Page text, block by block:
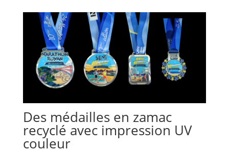
Des médailles en zamac
recyclé avec impression UV
couleur